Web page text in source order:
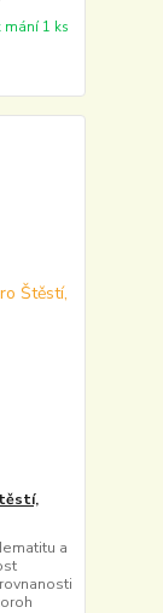
mání 1 ks
a